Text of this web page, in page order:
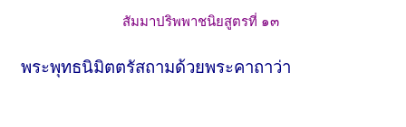
สัมมาปริพพาชนิยสูตรที่ ๑๓
พระพุทธนิมิตตรัสถามด้วยพระคาถาว่า